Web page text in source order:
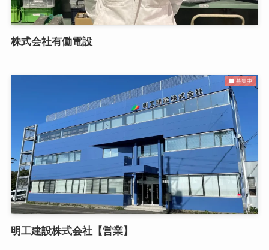
株式会社有働電設
募集中
明工建設株式会社【営業】